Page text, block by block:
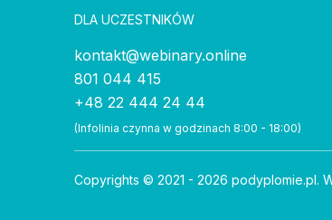
DLA UCZESTNIKÓW
kontakt@webinary.online
801 044 415
+48 22 444 24 44
(Infolinia czynna w godzinach 8:00 - 18:00)
Copyrights © 2021 - 2026 podyplomie.pl.